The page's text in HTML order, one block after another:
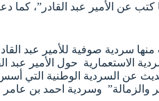
عن الأمير عبد القادر”، كما
منها سردية صوفية للأمير
الاستعمارية حول الأمير عبد
للحديث عن السردية الوطنية
والزمالة” وسردية احمد بن